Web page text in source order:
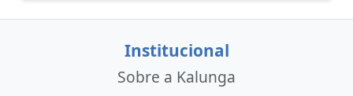
Institucional
Sobre a Kalunga